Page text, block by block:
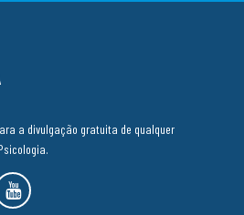
a divulgação gratuita de qualquer